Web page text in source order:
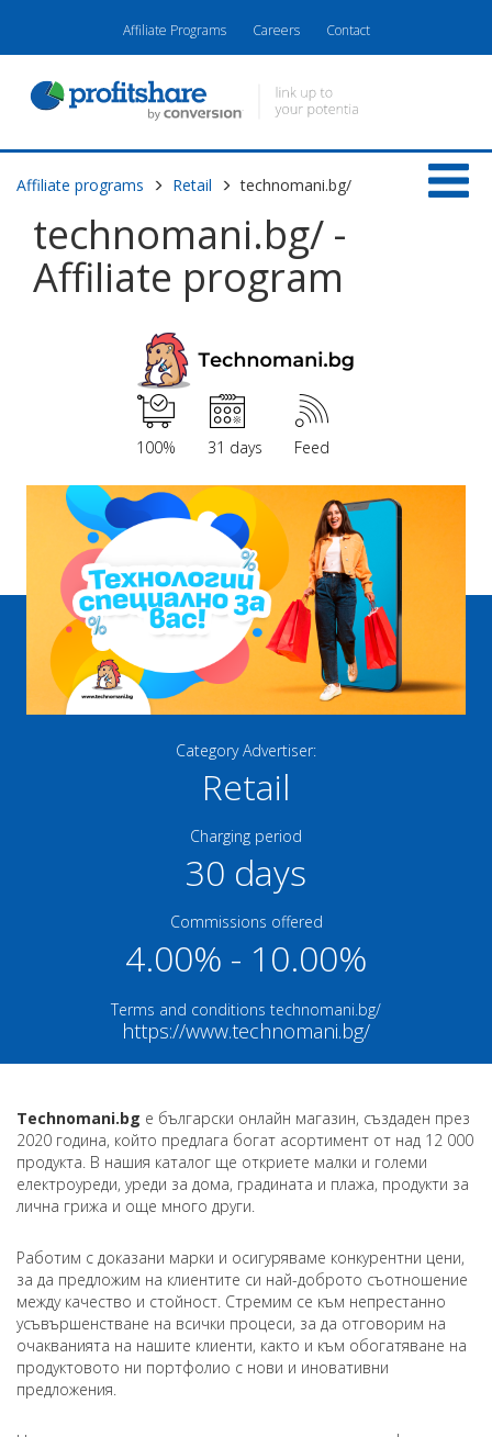
Affiliate Programs Careers Contact
Affiliate programs Retail technomani.bg/
technomani.bg/ -
Affiliate program
100% 31 days Feed
Category Advertiser:
Retail
Charging period
30 days
Commissions offered
4.00% - 10.00%
Terms and conditions technomani.bg/
https://www.technomani.bg/
Technomani.bg е български онлайн магазин, създаден през
2020 година, който предлага богат асортимент от над 12 000
продукта. В нашия каталог ще откриете малки и големи
електроуреди, уреди за дома, градината и плажа, продукти за
лична грижа и още много други.
Работим с доказани марки и осигуряваме конкурентни цени,
за да предложим на клиентите си най-доброто съотношение
между качество и стойност. Стремим се към непрестанно
усъвършенстване на всички процеси, за да отговорим на
очакванията на нашите клиенти, както и към обогатяване на
продуктовото ни портфолио с нови и иновативни
предложения.